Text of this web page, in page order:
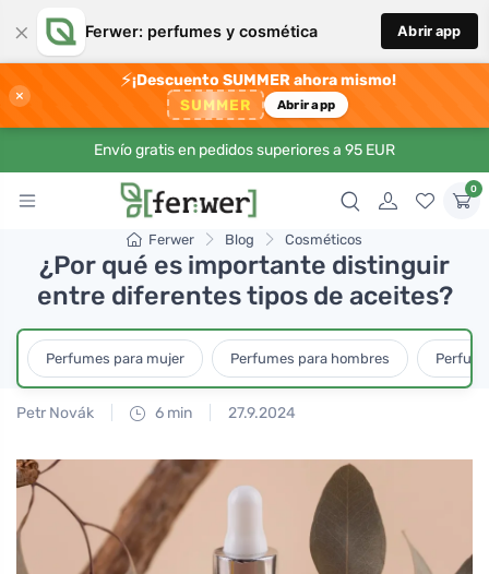
× Ferwer: perfumes y cosmética Abrir app
×
⚡¡Descuento SUMMER ahora mismo!
SUMMER Abrir app
Envío gratis en pedidos superiores a 95 EUR
0
Ferwer Blog Cosméticos
¿Por qué es importante distinguir
entre diferentes tipos de aceites?
Perfumes para mujer Perfumes para hombres
Petr Novák 6 min 27.9.2024